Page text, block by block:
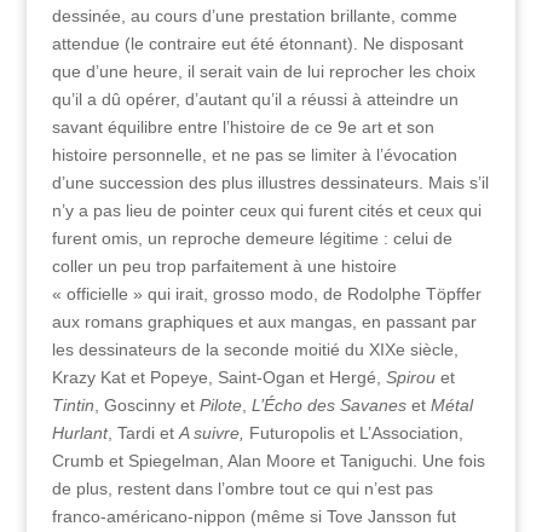
dessinée, au cours d’une prestation brillante, comme
attendue (le contraire eut été étonnant). Ne disposant
que d’une heure, il serait vain de lui reprocher les choix
qu’il a dû opérer, d’autant qu’il a réussi à atteindre un
savant équilibre entre l’histoire de ce 9e art et son
histoire personnelle, et ne pas se limiter à l’évocation
d’une succession des plus illustres dessinateurs. Mais s’il
n’y a pas lieu de pointer ceux qui furent cités et ceux qui
furent omis, un reproche demeure légitime : celui de
coller un peu trop parfaitement à une histoire
« officielle » qui irait, grosso modo, de Rodolphe Töpffer
aux romans graphiques et aux mangas, en passant par
les dessinateurs de la seconde moitié du XIXe siècle,
Krazy Kat et Popeye, Saint-Ogan et Hergé, Spirouet
Tintin , Goscinny et Pilote, L’Écho des Savaneset Métal
Hurlant, Tardi et A suivre, Futuropolis et L’Association,
Crumb et Spiegelman, Alan Moore et Taniguchi. Une fois
de plus, restent dans l’ombre tout ce qui n’est pas
franco-américano-nippon (même si Tove Jansson fut